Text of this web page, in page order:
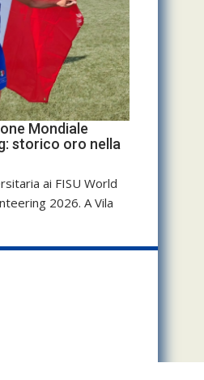
Mondiale
storico oro nella
ai FISU World
2026. A Vila